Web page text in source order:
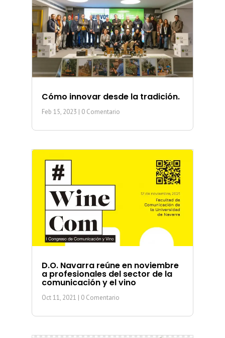
Cómo innovar desde la tradición.
Feb 15, 2023 | 0 Comentario
D.O. Navarra reúne en noviembre
a profesionales del sector de la
comunicación y el vino
Oct 11, 2021 | 0 Comentario